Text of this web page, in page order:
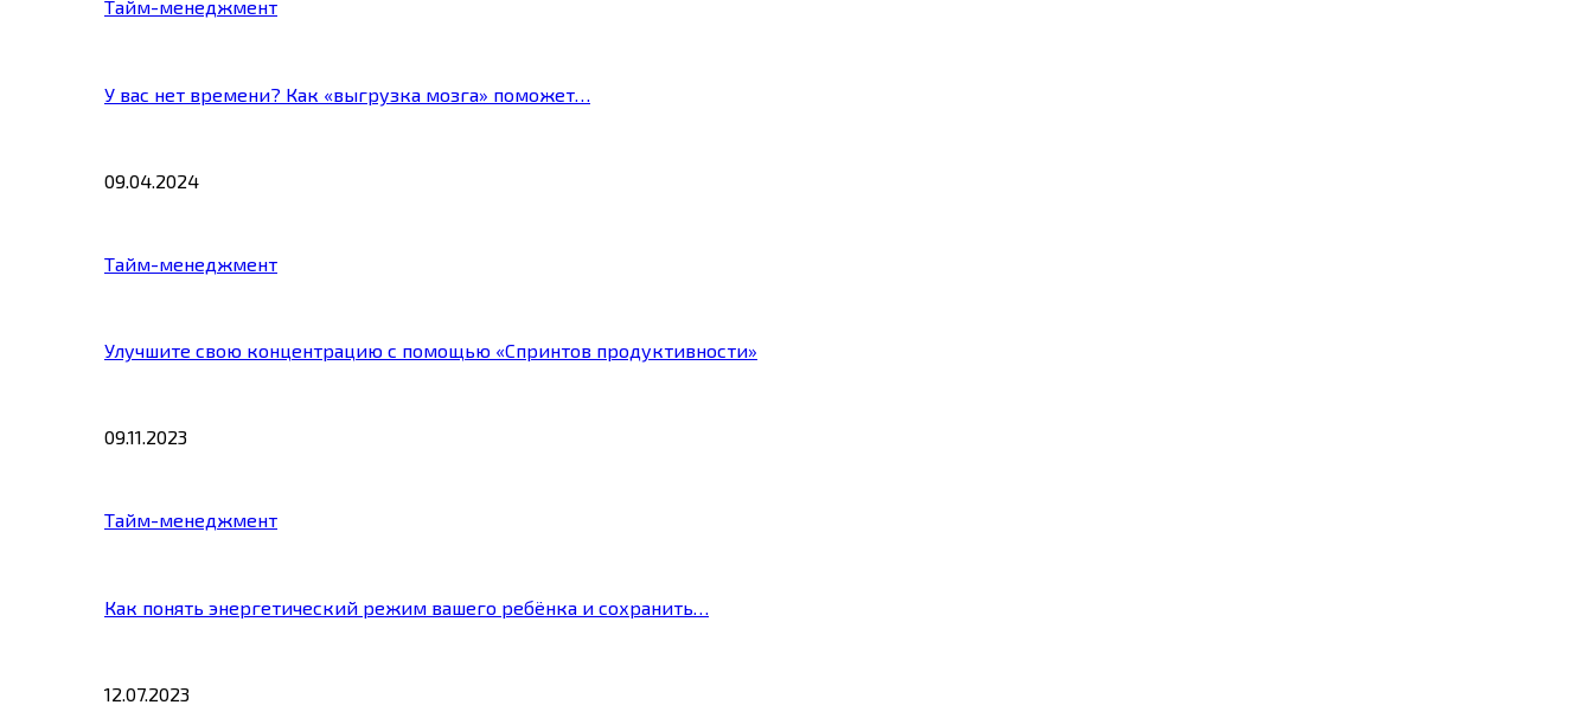
Тайм-менеджмент
У вас нет времени? Как «выгрузка мозга» поможет…
09.04.2024
Тайм-менеджмент
Улучшите свою концентрацию с помощью «Спринтов продуктивности»
09.11.2023
Тайм-менеджмент
Как понять энергетический режим вашего ребёнка и сохранить…
12.07.2023